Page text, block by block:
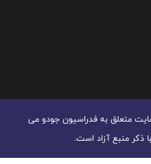
متعلق به فدراسیون جودو می
ذكر منبع آزاد است.